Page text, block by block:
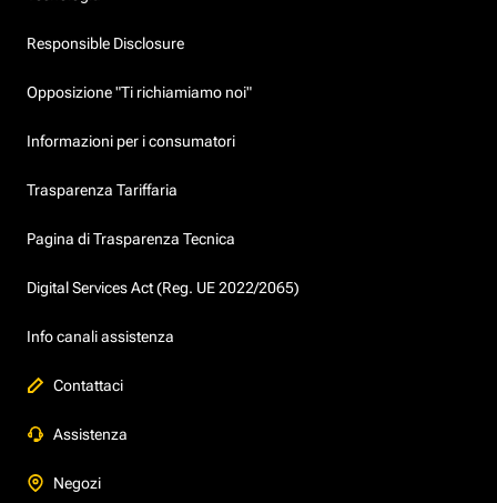
Responsible Disclosure
Opposizione "Ti richiamiamo noi"
Informazioni per i consumatori
Trasparenza Tariffaria
Pagina di Trasparenza Tecnica
Digital Services Act (Reg. UE 2022/2065)
Info canali assistenza
Contattaci
Assistenza
Negozi